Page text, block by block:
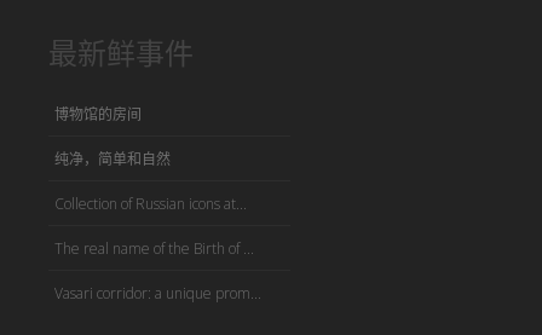
最新鲜事件
博物馆的房间
纯净，简单和自然
Collection of Russian icons at...
The real name of the Birth of ...
Vasari corridor: a unique prom...